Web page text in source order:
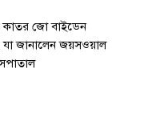
কাতর জো বাইডেন
যা জানালেন জয়সওয়াল